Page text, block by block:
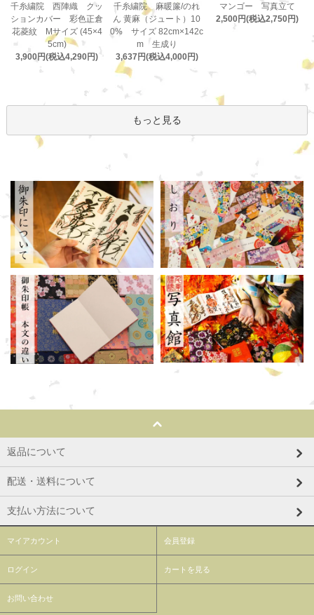
千糸繍院 西陣織 クッ
ションカバー 彩色正倉
花菱紋 Mサイズ (45×4
5cm)
3,900円(税込4,290円)
千糸繍院 麻暖簾/のれ
ん 黄麻（ジュート）10
0% サイズ 82cm×142c
m 生成り
3,637円(税込4,000円)
マンゴー 写真立て
2,500円(税込2,750円)
もっと見る
返品について
配送・送料について
支払い方法について
マイアカウント 会員登録
ログイン カートを見る
お問い合わせ